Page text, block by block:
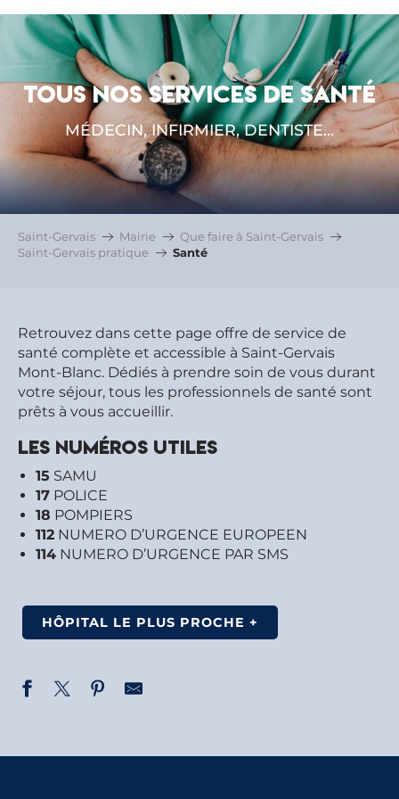
TOUS NOS SERVICES DE SANTÉ
MÉDECIN, INFIRMIER, DENTISTE…
Saint-Gervais Mairie
Que faire à Saint-Gervais
Saint-Gervais pratique
Santé
Retrouvez dans cette page offre de service de
santé complète et accessible à Saint-Gervais
Mont-Blanc. Dédiés à prendre soin de vous durant
votre séjour, tous les professionnels de santé sont
prêts à vous accueillir.
Les numéros utiles
15 SAMU
17 POLICE
18 POMPIERS
112 NUMERO D’URGENCE EUROPEEN
114 NUMERO D’URGENCE PAR SMS
HÔPITAL LE PLUS PROCHE +